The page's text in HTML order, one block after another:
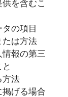
を含むこ
の項目
たは方法
報の第三
方法
げる場合